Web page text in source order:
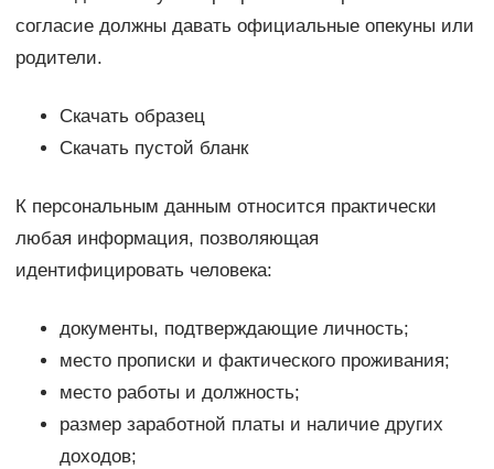
согласие должны давать официальные опекуны или
родители.
Скачать образец
Скачать пустой бланк
К персональным данным относится практически
любая информация, позволяющая
идентифицировать человека:
документы, подтверждающие личность;
место прописки и фактического проживания;
место работы и должность;
размер заработной платы и наличие других
доходов;